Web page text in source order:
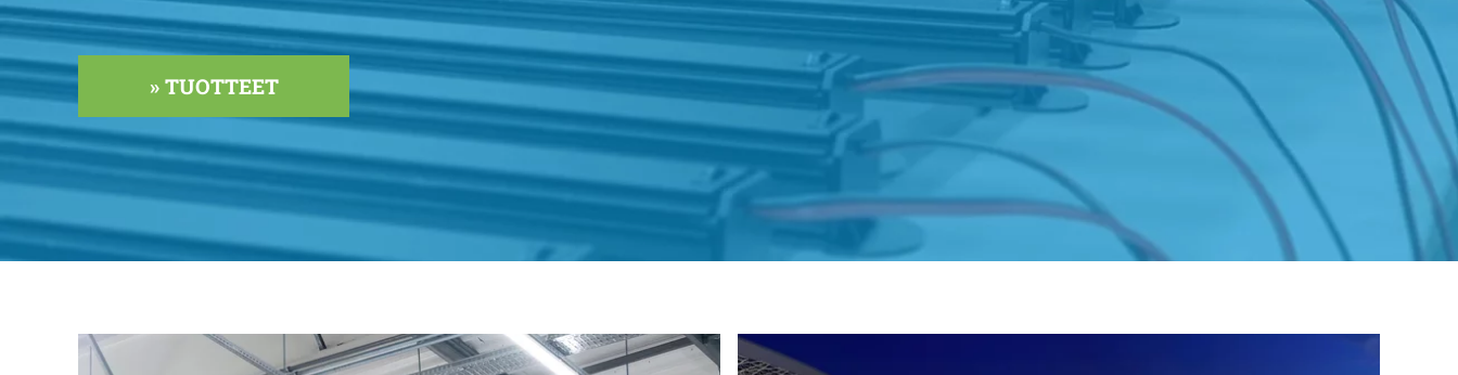
» TUOTTEET